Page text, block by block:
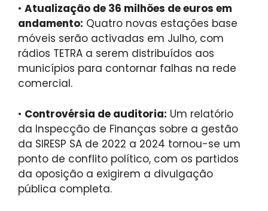
• Atualização de 36 milhões de euros em
andamento: Quatro novas estações base
móveis serão activadas em Julho, com
rádios TETRA a serem distribuídos aos
municípios para contornar falhas na rede
comercial.
• Controvérsia de auditoria: Um relatório
da Inspecção de Finanças sobre a gestão
da SIRESP SA de 2022 a 2024 tornou-se um
ponto de conflito político, com os partidos
da oposição a exigirem a divulgação
pública completa.